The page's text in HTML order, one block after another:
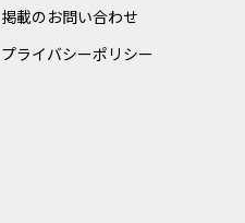
掲載のお問い合わせ
プライバシーポリシー